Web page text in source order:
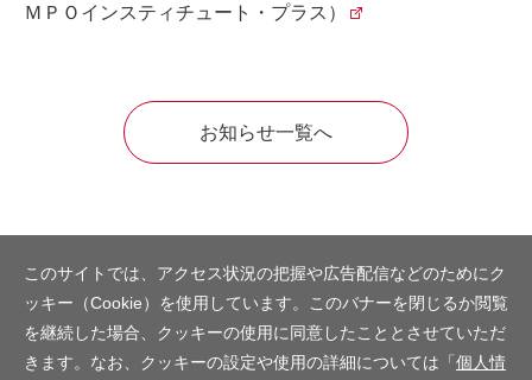
ＭＰＯインスティチュート・プラス）
お知らせ一覧へ
このサイトでは、アクセス状況の把握や広告配信などのためにク
ッキー（Cookie）を使用しています。このバナーを閉じるか閲覧
を継続した場合、クッキーの使用に同意したこととさせていただ
きます。なお、クッキーの設定や使用の詳細については「個人情